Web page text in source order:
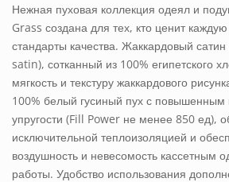
Нежная пуховая коллекция одеял и
Grass создана для тех, кто ценит
стандарты качества. Жаккардовый
satin), сотканный из 100% египетского
мягкость и текстуру жаккардового
100% белый гусиный пух с
упругости (Fill Power не менее 850 ед),
исключительной теплоизоляцией и
воздушность и невесомость кассетным
работы. Удобство использования